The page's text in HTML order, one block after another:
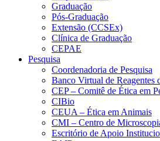
Graduação
Pós-Graduação
Extensão (CCSEx)
Clínica de Graduação
CEPAE
Pesquisa
Coordenadoria de Pesquisa
Banco Virtual de Reagentes
CEP – Comitê de Ética em
CIBio
CEUA – Ética em Animais
CMI – Centro de
Escritório de Apoio